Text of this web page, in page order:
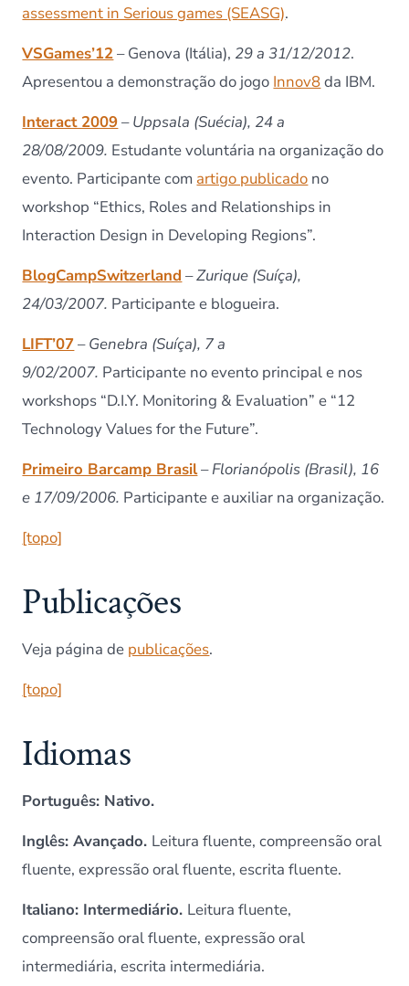
assessment in Serious games (SEASG).
VSGames’12– Genova (Itália), 29 a 31/12/2012.
Apresentou a demonstração do jogo Innov8da IBM.
Interact 2009–Uppsala (Suécia), 24 a
28/08/2009. Estudante voluntária na organização do
evento. Participante com artigo publicado no
workshop “Ethics, Roles and Relationships in
Interaction Design in Developing Regions”.
BlogCampSwitzerland –Zurique (Suíça),
24/03/2007. Participante e blogueira.
LIFT’07–Genebra (Suíça), 7 a
9/02/2007. Participante no evento principal e nos
workshops “D.I.Y. Monitoring & Evaluation” e “12
Technology Values for the Future”.
Primeiro Barcamp Brasil–Florianópolis (Brasil), 16
e 17/09/2006. Participante e auxiliar na organização.
[topo]
Publicações
Veja página de publicações.
[topo]
Idiomas
Português: Nativo.
Inglês: Avançado. Leitura fluente, compreensão oral
fluente, expressão oral fluente, escrita fluente.
Italiano: Intermediário. Leitura fluente,
compreensão oral fluente, expressão oral
intermediária, escrita intermediária.